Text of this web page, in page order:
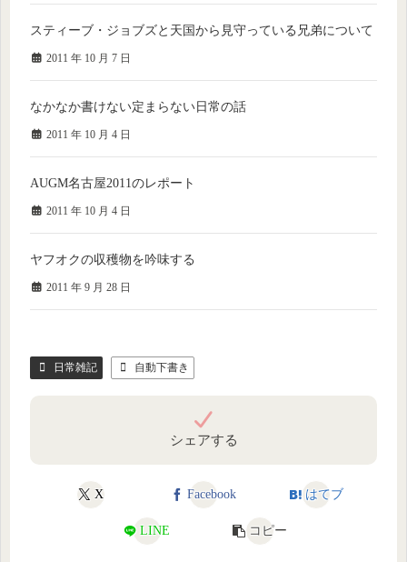
スティーブ・ジョブズと天国から見守っている兄弟について
2011 年 10 月 7 日
なかなか書けない定まらない日常の話
2011 年 10 月 4 日
AUGM名古屋2011のレポート
2011 年 10 月 4 日
ヤフオクの収穫物を吟味する
2011 年 9 月 28 日
日常雑記 自動下書き
シェアする
X Facebook はてブ
LINE コピー